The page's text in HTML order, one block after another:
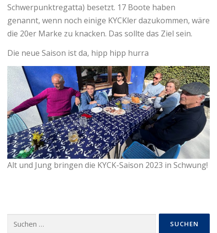
Schwerpunktregatta) besetzt. 17 Boote haben
genannt, wenn noch einige KYCKler dazukommen, wäre
die 20er Marke zu knacken. Das sollte das Ziel sein.
Die neue Saison ist da, hipp hipp hurra
Alt und Jung bringen die KYCK-Saison 2023 in Schwung!
nach: